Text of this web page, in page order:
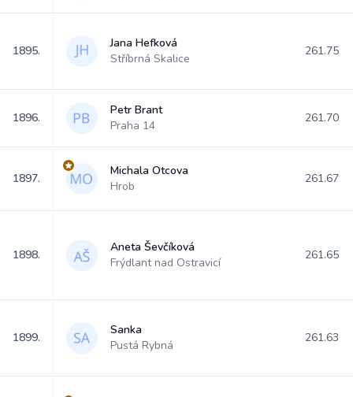
1895.
Jana Hefková
Stříbrná Skalice
261.75
1896.
Petr Brant
Praha 14
261.70
1897.
Michala Otcova
Hrob
261.67
1898.
Aneta Ševčíková
Frýdlant nad Ostravicí
261.65
1899.
Sanka
Pustá Rybná
261.63